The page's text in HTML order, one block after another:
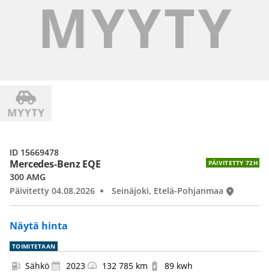
Mercedes-Benz EQE PÄIVITETTY 72H
Näytä hinta
300 AMG
Päivitetty 04.08.2026
Seinäjoki, Etelä-Pohjanmaa
ID 15669478
TOIMITETAAN
Sähkö 2023 132 785 km 89 kwh